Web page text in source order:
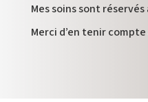
Mes soins sont
Merci d’en tenir